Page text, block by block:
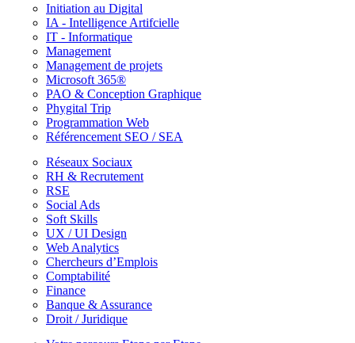
Initiation au Digital
IA - Intelligence Artifcielle
IT - Informatique
Management
Management de projets
Microsoft 365®
PAO & Conception Graphique
Phygital Trip
Programmation Web
Référencement SEO / SEA
Réseaux Sociaux
RH & Recrutement
RSE
Social Ads
Soft Skills
UX / UI Design
Web Analytics
Chercheurs d’Emplois
Comptabilité
Finance
Banque & Assurance
Droit / Juridique